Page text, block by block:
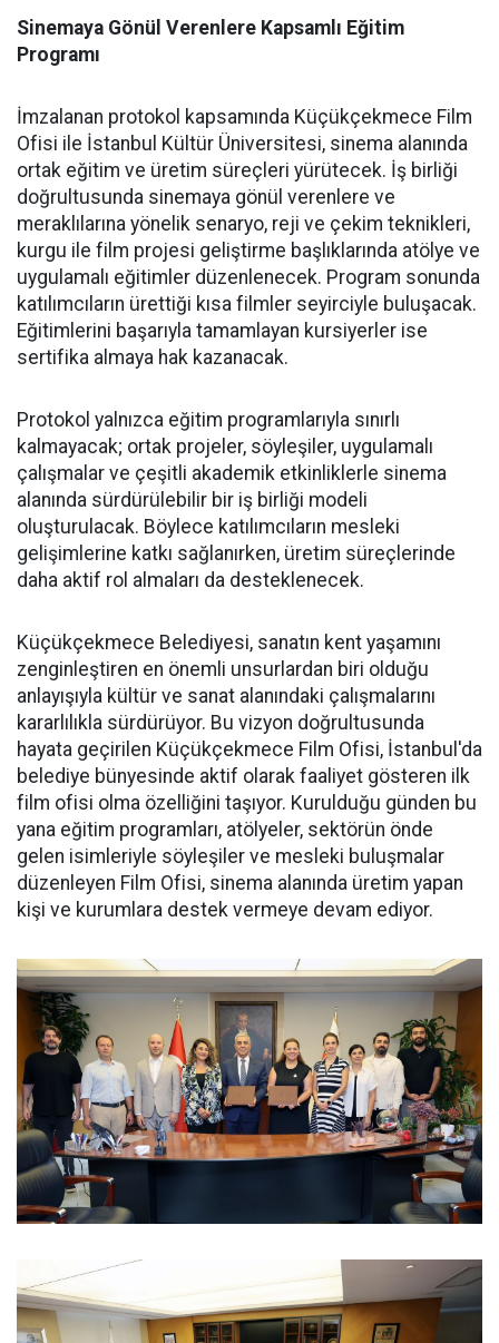
Sinemaya Gönül Verenlere Kapsamlı Eğitim
Programı
İmzalanan protokol kapsamında Küçükçekmece Film
Ofisi ile İstanbul Kültür Üniversitesi, sinema alanında
ortak eğitim ve üretim süreçleri yürütecek. İş birliği
doğrultusunda sinemaya gönül verenlere ve
meraklılarına yönelik senaryo, reji ve çekim teknikleri,
kurgu ile film projesi geliştirme başlıklarında atölye ve
uygulamalı eğitimler düzenlenecek. Program sonunda
katılımcıların ürettiği kısa filmler seyirciyle buluşacak.
Eğitimlerini başarıyla tamamlayan kursiyerler ise
sertifika almaya hak kazanacak.
Protokol yalnızca eğitim programlarıyla sınırlı
kalmayacak; ortak projeler, söyleşiler, uygulamalı
çalışmalar ve çeşitli akademik etkinliklerle sinema
alanında sürdürülebilir bir iş birliği modeli
oluşturulacak. Böylece katılımcıların mesleki
gelişimlerine katkı sağlanırken, üretim süreçlerinde
daha aktif rol almaları da desteklenecek.
Küçükçekmece Belediyesi, sanatın kent yaşamını
zenginleştiren en önemli unsurlardan biri olduğu
anlayışıyla kültür ve sanat alanındaki çalışmalarını
kararlılıkla sürdürüyor. Bu vizyon doğrultusunda
hayata geçirilen Küçükçekmece Film Ofisi, İstanbul'da
belediye bünyesinde aktif olarak faaliyet gösteren ilk
film ofisi olma özelliğini taşıyor. Kurulduğu günden bu
yana eğitim programları, atölyeler, sektörün önde
gelen isimleriyle söyleşiler ve mesleki buluşmalar
düzenleyen Film Ofisi, sinema alanında üretim yapan
kişi ve kurumlara destek vermeye devam ediyor.